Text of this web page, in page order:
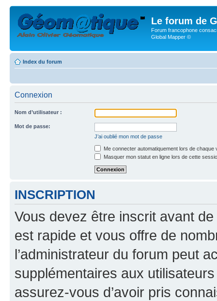
Le forum de
Forum francophone
Global Mapper ©
Index du forum
Connexion
Nom d’utilisateur :
Mot de passe:
J’ai oublié mon mot de passe
Me connecter automatiquement lors de chaque
Masquer mon statut en ligne lors de cette
INSCRIPTION
Vous devez être inscrit avant
est rapide et vous offre de
l’administrateur du forum peut
supplémentaires aux
assurez-vous d’avoir pris